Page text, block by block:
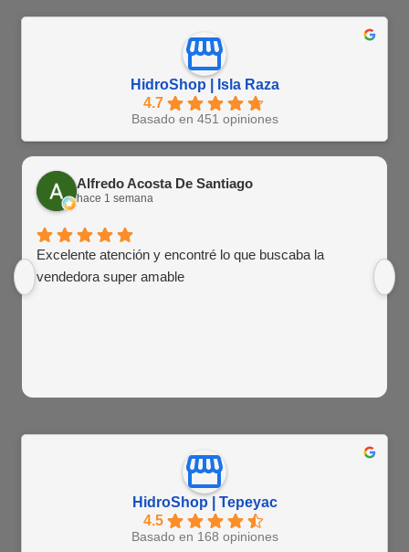
HidroShop | Isla Raza
4.7
Basado en 451 opiniones
Alfredo Acosta De Santiago
hace 1 semana
Excelente atención y encontré lo que buscaba la
vendedora super amable
HidroShop | Tepeyac
4.5
Basado en 168 opiniones